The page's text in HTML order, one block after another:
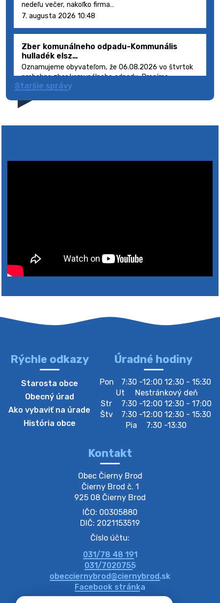
nedeľu večer, nakoľko firma…
7. augusta 2026 10:48
Zber komunálneho odpadu-Kommunális
hulladék elsz…
Oznamujeme obyvateľom, že 06.08.2026 vo štvrtok
prebehne zber komunálneho odpadu. Prosíme
obyvateľov, aby smetné nádoby s odpadom vyložili
5. augusta 2026 08:41
4. augusta 2026 10:05
Zberný dvor-Gyűjtőudvar
Oznamujeme obyvateľom, že v stredu 05. augusta
bude zberný dvor zatvorený. Értesítjük a lakosokat,
hogy szerdán augusztus 05-én a gyűjtőudvar zárva
lesz https://ciernybrod.sk?p=214…
Zber separovaného odpadu plastu-
Szeparált műanya…
Oznamujeme obyvateľom, že v stredu 05. augusta
prebehne zber separovaného odpadu plastu. Prosíme
obyvateľov, aby vrecia s odpadom vyložili pred dom už
večer vopred, nakoľko firma F…
4. augusta 2026 09:51
Oznámenie o plánovanom prerušení dodávky
elektri…
Oznamujeme Vám, že v určitých dňoch bude v
niektorých častiach našej obce plánované prerušenie
Staršie správy
Rýchle odkazy
Starosta obce
Obecný úrad
Ako vybaviť na úrade
História obce
Úradné hodiny
Pon
7:30 -12:00 12:30 - 15:30
Ut
Nestránkový deň
Str
7:30 -12:00 12:30 - 17:00
Štv
7:30 -12:00 12:30 - 15:30
Pia
7:30 -13:30
Kontakt
Obec Čierny Brod
Čierny Brod č. 1
925 08 Čierny Brod
IČO: 00305880
DIČ: 2021153519
Číslo účtu:
031/78 48 191
031/7020755
obecciernybrod@ciernybrod.sk
Facebook stránka